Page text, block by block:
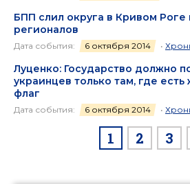
БПП слил округа в Кривом Роге
регионалов
Дата события: 6 октября 2014 •
Луценко: Государство должно
украинцев только там, где
флаг
Дата события: 6 октября 2014 •
1 2 3